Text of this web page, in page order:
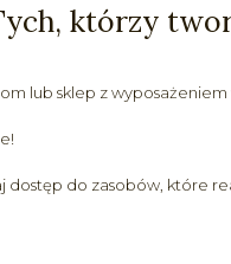
którzy
lub sklep z wyposażeniem
dostęp do zasobów, które